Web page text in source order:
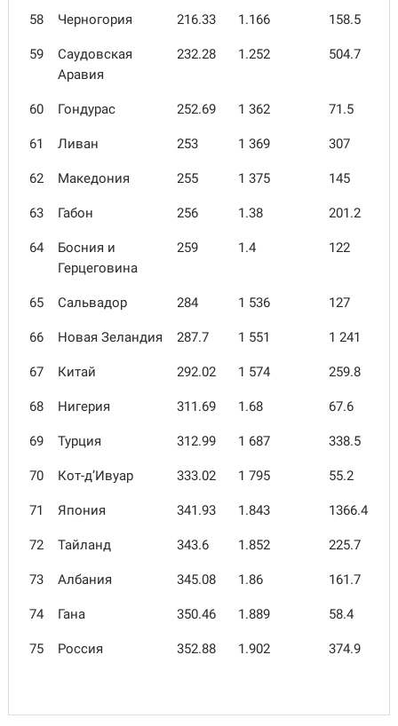
58 Черногория 216.33 1.166 158.5
59
Саудовская
Аравия
232.28 1.252 504.7
60 Гондурас 252.69 1 362 71.5
61 Ливан 253 1 369 307
62 Македония 255 1 375 145
63 Габон 256 1.38 201.2
64
Босния и
Герцеговина
259 1.4 122
65 Сальвадор 284 1 536 127
66 Новая Зеландия 287.7 1 551 1 241
67 Китай 292.02 1 574 259.8
68 Нигерия 311.69 1.68 67.6
69 Турция 312.99 1 687 338.5
70 Кот-д’Ивуар 333.02 1 795 55.2
71 Япония 341.93 1.843 1366.4
72 Тайланд 343.6 1.852 225.7
73 Албания 345.08 1.86 161.7
74 Гана 350.46 1.889 58.4
75 Россия 352.88 1.902 374.9